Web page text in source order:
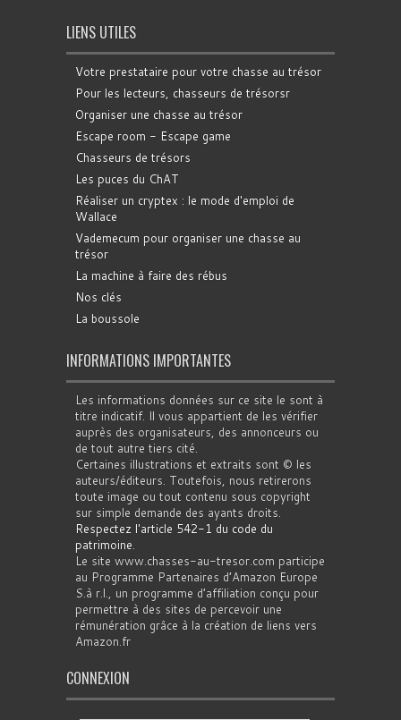
LIENS UTILES
Votre prestataire pour votre chasse au trésor
Pour les lecteurs, chasseurs de trésorsr
Organiser une chasse au trésor
Escape room - Escape game
Chasseurs de trésors
Les puces du ChAT
Réaliser un cryptex : le mode d'emploi de
Wallace
Vademecum pour organiser une chasse au
trésor
La machine à faire des rébus
Nos clés
La boussole
INFORMATIONS IMPORTANTES
Les informations données sur ce site le sont à
titre indicatif. Il vous appartient de les vérifier
auprès des organisateurs, des annonceurs ou
de tout autre tiers cité.
Certaines illustrations et extraits sont © les
auteurs/éditeurs. Toutefois, nous retirerons
toute image ou tout contenu sous copyright
sur simple demande des ayants droits.
Respectez l'article 542-1 du code du
patrimoine
Le site www.chasses-au-tresor.com participe
au Programme Partenaires d’Amazon Europe
S.à r.l., un programme d’affiliation conçu pour
permettre à des sites de percevoir une
rémunération grâce à la création de liens vers
Amazon.fr
CONNEXION